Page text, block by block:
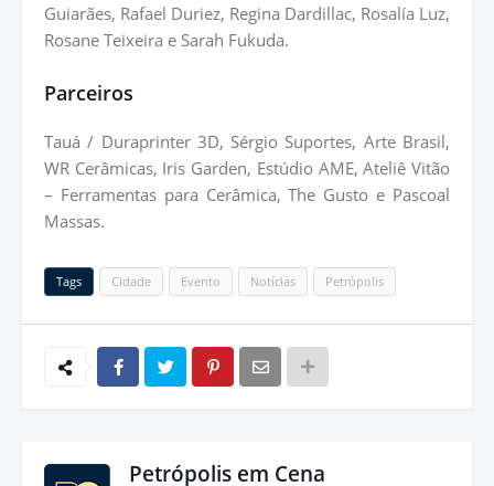
Guiarães, Rafael Duriez, Regina Dardillac, Rosalía Luz,
Rosane Teixeira e Sarah Fukuda.
Parceiros
Tauá / Duraprinter 3D, Sérgio Suportes, Arte Brasil,
WR Cerâmicas, Iris Garden, Estúdio AME, Ateliê Vitão
– Ferramentas para Cerâmica, The Gusto e Pascoal
Massas.
Tags Cidade Evento Notícias Petrópolis
Petrópolis em Cena